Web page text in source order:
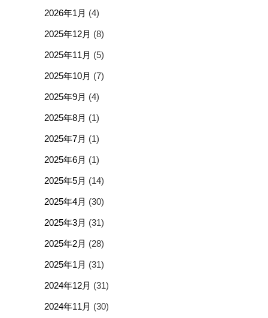
2026年1月 (4)
2025年12月 (8)
2025年11月 (5)
2025年10月 (7)
2025年9月 (4)
2025年8月 (1)
2025年7月 (1)
2025年6月 (1)
2025年5月 (14)
2025年4月 (30)
2025年3月 (31)
2025年2月 (28)
2025年1月 (31)
2024年12月 (31)
2024年11月 (30)